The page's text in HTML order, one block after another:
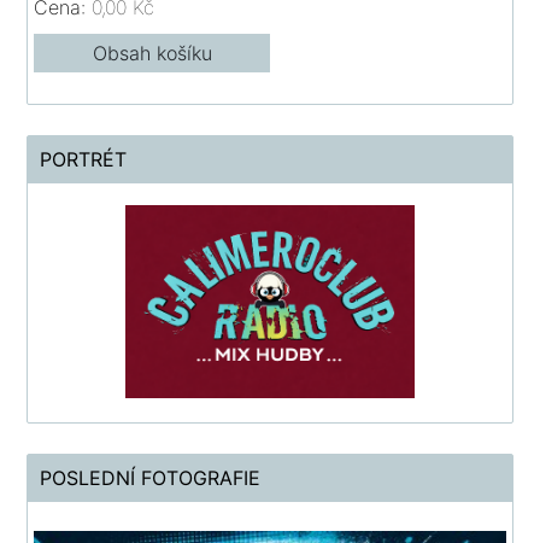
Cena: 0,00 Kč
Obsah košíku
PORTRÉT
POSLEDNÍ FOTOGRAFIE